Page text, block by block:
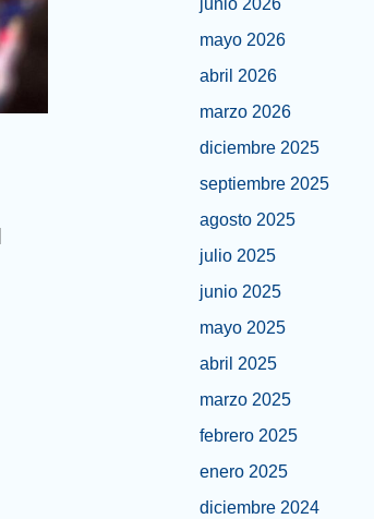
junio 2026
mayo 2026
abril 2026
marzo 2026
diciembre 2025
septiembre 2025
agosto 2025
julio 2025
junio 2025
mayo 2025
abril 2025
marzo 2025
febrero 2025
enero 2025
diciembre 2024